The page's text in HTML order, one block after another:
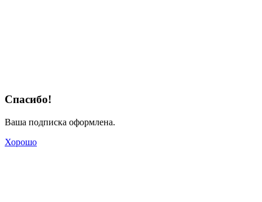
Спасибо!
Ваша подписка оформлена.
Хорошо